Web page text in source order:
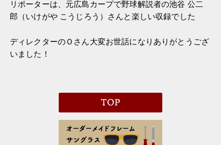
リポーターは、元広島カープで野球解説者の池谷 公二
郎（いけがや こうじろう）さんと楽しい収録でした
ディレクターのＯさん大変お世話になりありがとうござ
いました！